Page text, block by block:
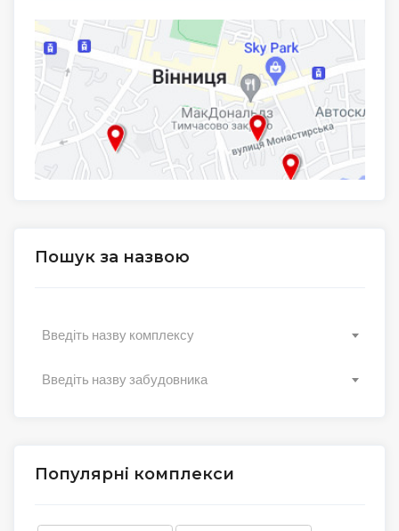
Пошук за назвою
Введіть назву комплексу
Введіть назву забудовника
Популярні комплекси